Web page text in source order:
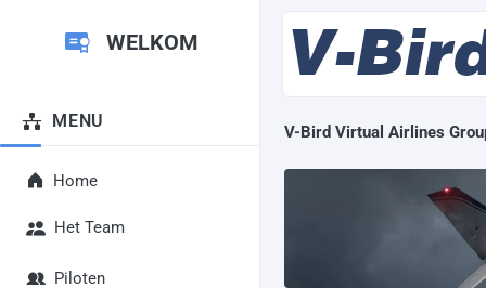
WELKOM
MENU
Home
Het Team
Piloten
V-Bird Virtual Airlines